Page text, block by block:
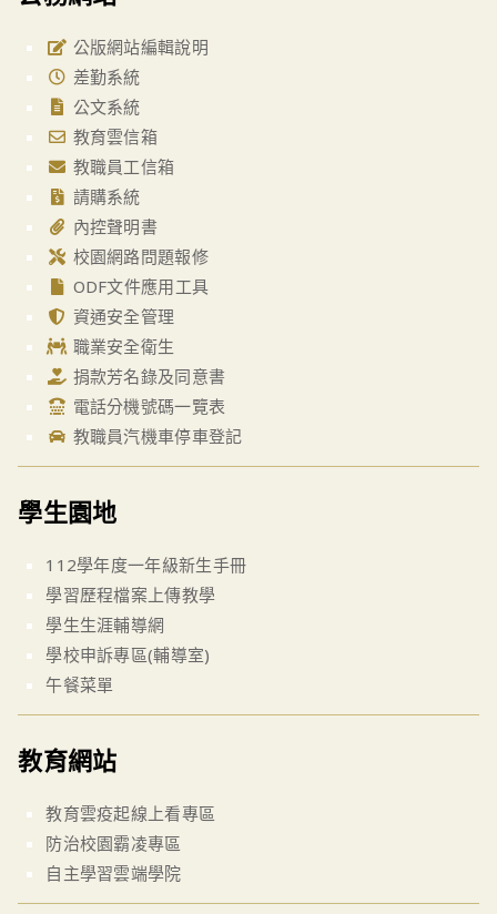
公版網站編輯說明
差勤系統
公文系統
教育雲信箱
教職員工信箱
請購系統
內控聲明書
校園網路問題報修
ODF文件應用工具
資通安全管理
職業安全衛生
捐款芳名錄及同意書
電話分機號碼一覽表
教職員汽機車停車登記
學生園地
112學年度一年級新生手冊
學習歷程檔案上傳教學
學生生涯輔導網
學校申訴專區(輔導室)
午餐菜單
教育網站
教育雲疫起線上看專區
防治校園霸凌專區
自主學習雲端學院